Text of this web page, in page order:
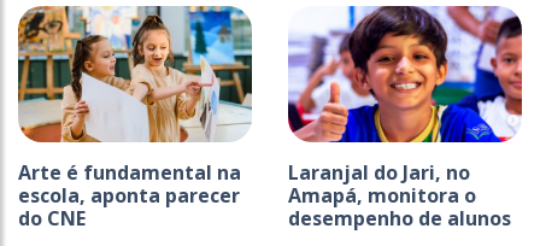
Arte é fundamental na
escola, aponta parecer
do CNE
Laranjal do Jari, no
Amapá, monitora o
desempenho de alunos